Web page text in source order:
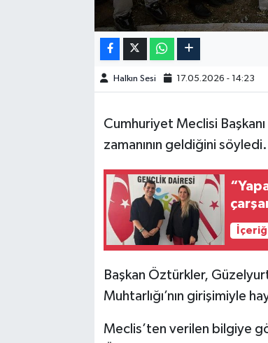
Halkın Sesi 17.05.2026 - 14:23
Cumhuriyet Meclisi
zamanının geldiğini söyledi.
Başkan Öztürkler,
Muhtarlığı’nın girişimiyle
Meclis’ten verilen bilgiye